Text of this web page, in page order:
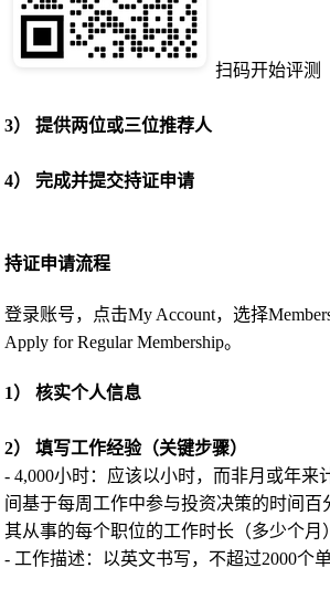
扫码开始评测
3） 提供两位或三位推荐人
4） 完成并提交持证申请
持证申请流程
登录账号，点击My Account，选择
Apply for Regular Membership。
1） 核实个人信息
2） 填写工作经验（关键步骤）
- 4,000小时：应该以小时，而非月或年来
间基于每周工作中参与投资决策的时间百
其从事的每个职位的工作时长（多少个月
- 工作描述：以英文书写，不超过2000个